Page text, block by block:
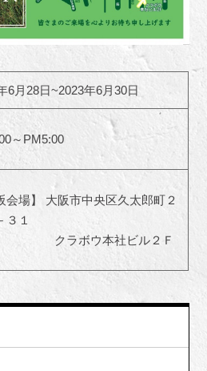
6月28日~2023年6月30日
～PM5:00
会場】 大阪市中央区久太郎町２
３１
ボウ本社ビル２Ｆ